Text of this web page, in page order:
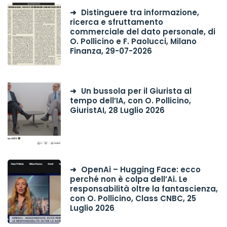
Distinguere tra informazione,
ricerca e sfruttamento
commerciale del dato personale, di
O. Pollicino e F. Paolucci, Milano
Finanza, 29-07-2026
Un bussola per il Giurista al
tempo dell’IA, con O. Pollicino,
GiuristAI, 28 Luglio 2026
OpenAi – Hugging Face: ecco
perché non è colpa dell’Ai. Le
responsabilità oltre la fantascienza,
con O. Pollicino, Class CNBC, 25
Luglio 2026